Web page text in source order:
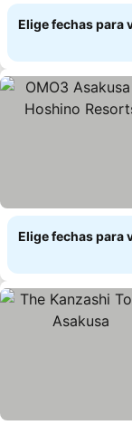
Elige fechas para
Elige fechas para